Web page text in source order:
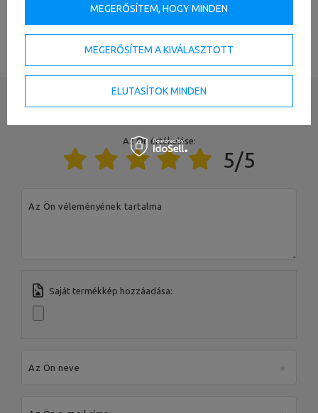
Wymiary paczki
A termékért az EU-ban felelős szervezet
Írja meg véleményét
Az Ön értékelése:
5/5
Az Ön véleményének tartalma
Saját termékkép hozzáadása:
Az Ön neve
MEGERŐSÍTEM A KIVÁLASZTOTT
ELUTASÍTOK MINDEN
MEGERŐSÍTEM, HOGY MINDEN